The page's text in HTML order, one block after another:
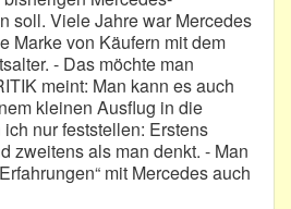
soll. Viele Jahre war Mercedes
Marke von Käufern mit dem
- Das möchte man
meint: Man kann es auch
kleinen Ausflug in die
ich nur feststellen: Erstens
zweitens als man denkt. - Man
mit Mercedes auch